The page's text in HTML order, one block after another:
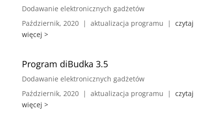
Dodawanie elektronicznych gadżetów
Październik, 2020 | aktualizacja programu | czytaj
więcej >
Program diBudka 3.5
Dodawanie elektronicznych gadżetów
Październik, 2020 | aktualizacja programu | czytaj
więcej >